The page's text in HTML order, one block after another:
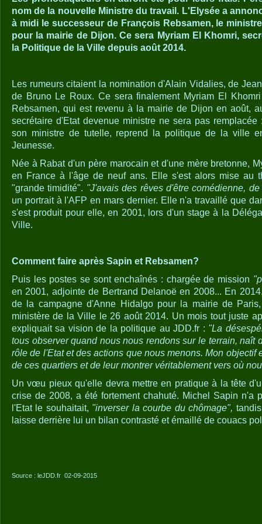
nom de la nouvelle Ministre du travail. L'Elysée a
à midi le successeur de François Rebsamen, le
pour la mairie de Dijon. Ce sera Myriam El Khomri,
la Politique de la Ville depuis août 2014.
Les rumeurs citaient la nomination d'Alain Vidalies, de
de Bruno Le Roux. Ce sera finalement Myriam El
Rebsamen, qui est revenu à la mairie de Dijon en août,
secrétaire d'Etat devenue ministre ne sera pas
son ministre de tutelle, reprend la politique de la ville
Jeunesse.
Née à Rabat d'un père marocain et d'une mère bretonne,
en France à l'âge de neuf ans. Elle s'est alors mise au
"grande timidité". "J'avais des rêves d'être comédienne, de
un portrait à l'AFP en mars dernier. Elle n'a travaillé que
s'est produit pour elle, en 2001, lors d'un stage à la
Ville.
Comment faire après Sapin et Rebsamen?
Puis les postes se sont enchaînés : chargée de mission
en 2001, adjointe de Bertrand Delanoë en 2008... En
de la campagne d'Anne Hidalgo pour la mairie de
ministère de la Ville le 26 août 2014. Un mois tout juste
expliquait sa vision de la politique au JDD.fr : "La
tous observer quand nous nous rendons sur le terrain, naît
rôle de l'Etat et des actions que nous menons. Mon objectif
de ces quartiers et de leur montrer véritablement vers où
Un vœu pieux qu'elle devra mettre en pratique à la tête
crise de 2008, a été fortement chahuté. Michel Sapin n'a
l'Etat le souhaitait, "inverser la courbe du chômage",
laisse derrière lui un bilan contrasté et émaillé de couacs
Source : leJDD.fr 02-09-2015